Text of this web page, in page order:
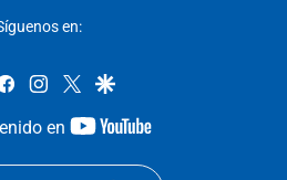
en:
facebookinstagram
twittergoogle
en
youtube-